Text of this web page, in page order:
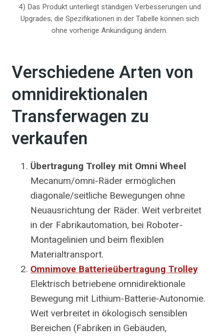
4) Das Produkt unterliegt ständigen Verbesserungen und
Upgrades; die Spezifikationen in der Tabelle können sich
ohne vorherige Ankündigung ändern.
Verschiedene Arten von
omnidirektionalen
Transferwagen zu
verkaufen
Übertragung Trolley mit Omni Wheel
Mecanum/omni-Räder ermöglichen
diagonale/seitliche Bewegungen ohne
Neuausrichtung der Räder. Weit verbreitet
in der Fabrikautomation, bei Roboter-
Montagelinien und beim flexiblen
Materialtransport.
Omnimove Batterieübertragung Trolley
Elektrisch betriebene omnidirektionale
Bewegung mit Lithium-Batterie-Autonomie.
Weit verbreitet in ökologisch sensiblen
Bereichen (Fabriken in Gebäuden,